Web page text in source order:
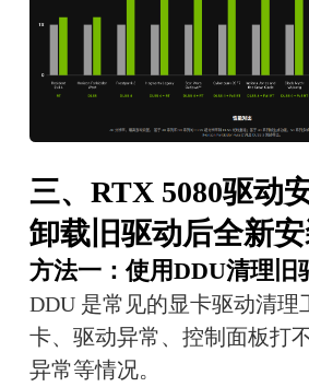
三、RTX 5080驱动
卸载旧驱动后全新
方法一：使用DDU清理旧
DDU 是常见的显卡驱动清理
卡、驱动异常、控制面板打
异常等情况。